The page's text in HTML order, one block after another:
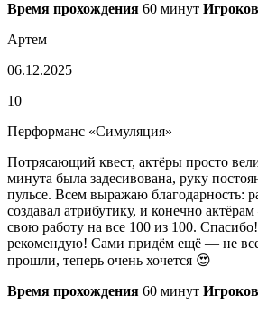
Время прохождения 60 минут
Артем
06.12.2025
10
Перформанс «Симуляция»
Потрясающий квест, актёры просто
минута была задесивована, руку
пульсе. Всем выражаю благодарность:
создавал атрибутику, и конечно
свою работу на все 100 из 100.
рекомендую! Сами придём ещё — не
прошли, теперь очень хочется 😍
Время прохождения 60 минут